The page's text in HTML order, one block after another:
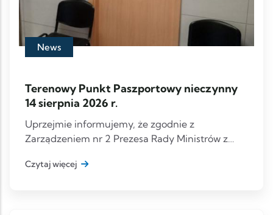
News
Terenowy Punkt Paszportowy nieczynny
14 sierpnia 2026 r.
Uprzejmie informujemy, że zgodnie z
Zarządzeniem nr 2 Prezesa Rady Ministrów z
Czytaj więcej